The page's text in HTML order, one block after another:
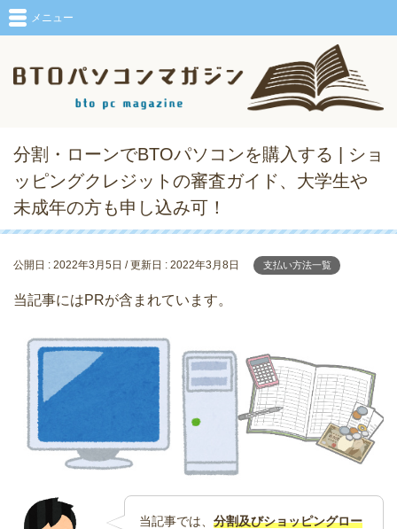
メニュー
分割・ローンでBTOパソコンを購入する | ショ
ッピングクレジットの審査ガイド、大学生や
未成年の方も申し込み可！
公開日 : 2022年3月5日 / 更新日 : 2022年3月8日 支払い方法一覧
当記事にはPRが含まれています。
当記事では、分割及びショッピングロー